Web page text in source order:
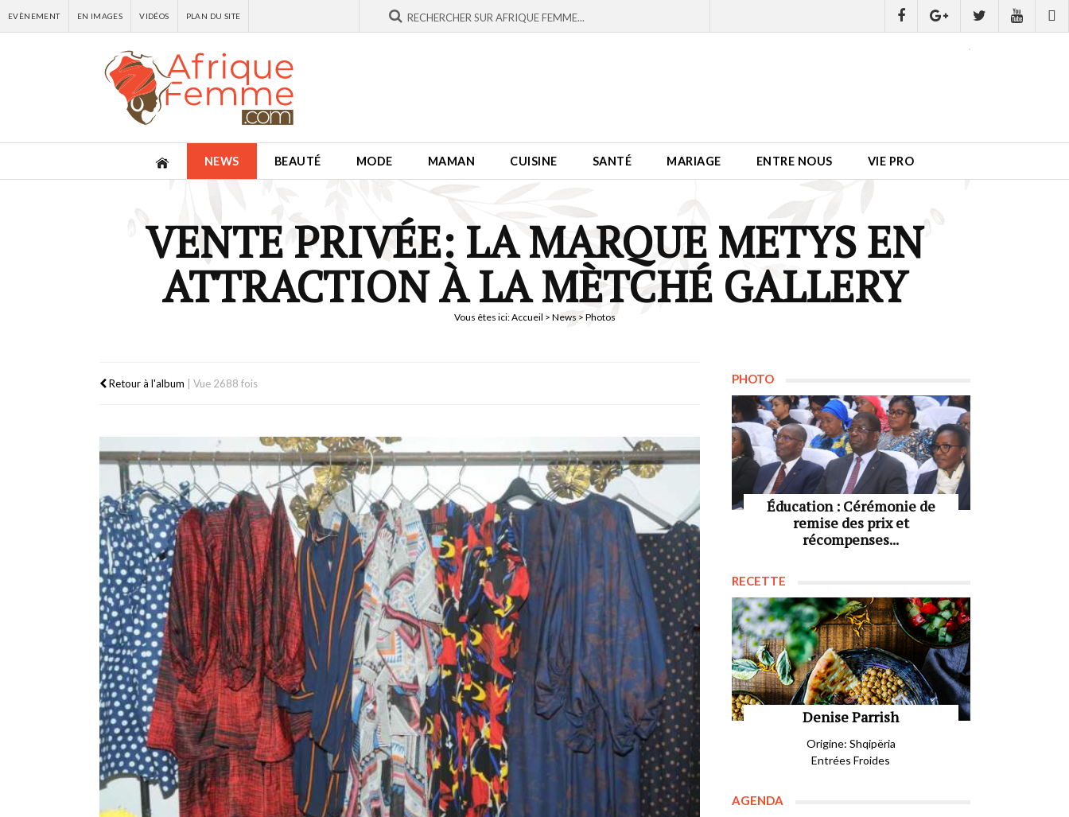
EVÈNEMENT EN IMAGES VIDÉOS PLAN DU SITE
NEWS BEAUTÉ MODE MAMAN CUISINE SANTÉ MARIAGE ENTRE NOUS VIE PRO
VENTE PRIVÉE: LA MARQUE METYS EN
ATTRACTION À LA MÈTCHÉ GALLERY
Vous êtes ici:Accueil > News > Photos
Retour à l'album Vue 2688 fois PHOTO
Éducation : Cérémonie de
remise des prix et
récompenses...
RECETTE
Denise Parrish
Origine: Shqipëria
Entrées Froides
AGENDA